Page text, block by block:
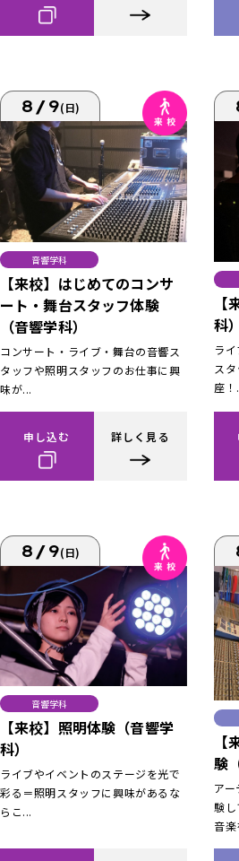
8/9(日)
音響学科
【来校】はじめてのコンサ
ート・舞台スタッフ体験
（音響学科）
コンサート・ライブ・舞台の音響ス
タッフや照明スタッフのお仕事に興
味が...
申し込む 詳しく見る
科）
ラ
ス
座！
8/9(日)
音響学科
【来校】照明体験（音響学
科）
ライブやイベントのステージを光で
彩る＝照明スタッフに興味があるな
らこ...
験
ア
験
音